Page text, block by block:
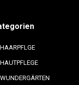
HAARPFLGE
HAUTPFLEGE
WUNDERGÄRTEN